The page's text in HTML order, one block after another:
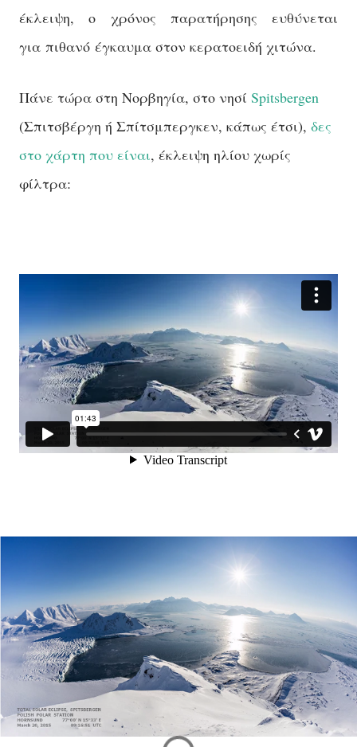
έκλειψη, ο χρόνος παρατήρησης ευθύνεται
για πιθανό έγκαυμα στον κερατοειδή χιτώνα.
Πάνε τώρα στη Νορβηγία, στο νησί Spitsbergen
(Σπιτσβέργη ή Σπίτσμπεργκεν, κάπως έτσι), δες
στο χάρτη που είναι, έκλειψη ηλίου χωρίς
φίλτρα: